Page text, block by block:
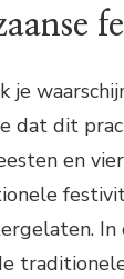
je
dat dit
en